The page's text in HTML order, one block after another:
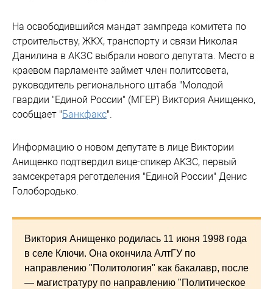
На освободившийся мандат зампреда комитета по
строительству, ЖКХ, транспорту и связи Николая
Данилина в АКЗС выбрали нового депутата. Место в
краевом парламенте займет член политсовета,
руководитель регионального штаба "Молодой
гвардии "Единой России" (МГЕР) Виктория Анищенко,
сообщает "Банкфакс".
Информацию о новом депутате в лице Виктории
Анищенко подтвердил вице-спикер АКЗС, первый
замсекретаря реготделения "Единой России" Денис
Голобородько.
Виктория Анищенко родилась 11 июня 1998 года
в селе Ключи. Она окончила АлтГУ по
направлению "Политология" как бакалавр, после
— магистратуру по направлению "Политическое